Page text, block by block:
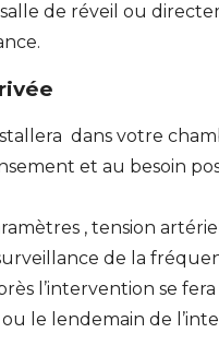
salle de réveil ou
dans votre
et au besoin
, tension
de la
l’intervention se
ou le lendemain de